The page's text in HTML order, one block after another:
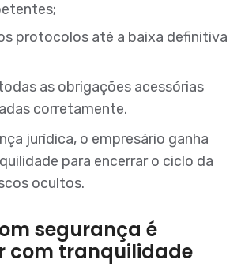
protocolos até a baixa definitiva
as obrigações acessórias
corretamente.
jurídica, o empresário ganha
para encerrar o ciclo da
ocultos.
segurança é
com tranquilidade